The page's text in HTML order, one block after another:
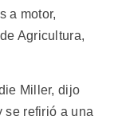
a motor,
Agricultura,
Miller, dijo
se refirió a una